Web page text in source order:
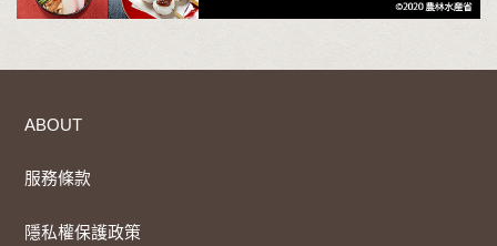
ABOUT
服務條款
隱私權保護政策